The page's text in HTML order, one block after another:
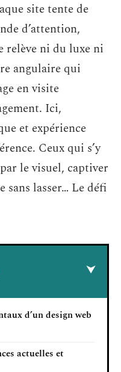
site tente de
d’attention,
relève ni du luxe ni
angulaire qui
en visite
Ici,
et expérience
Ceux qui s’y
le visuel, captiver
sans lasser… Le défi
d’un design web
actuelles et